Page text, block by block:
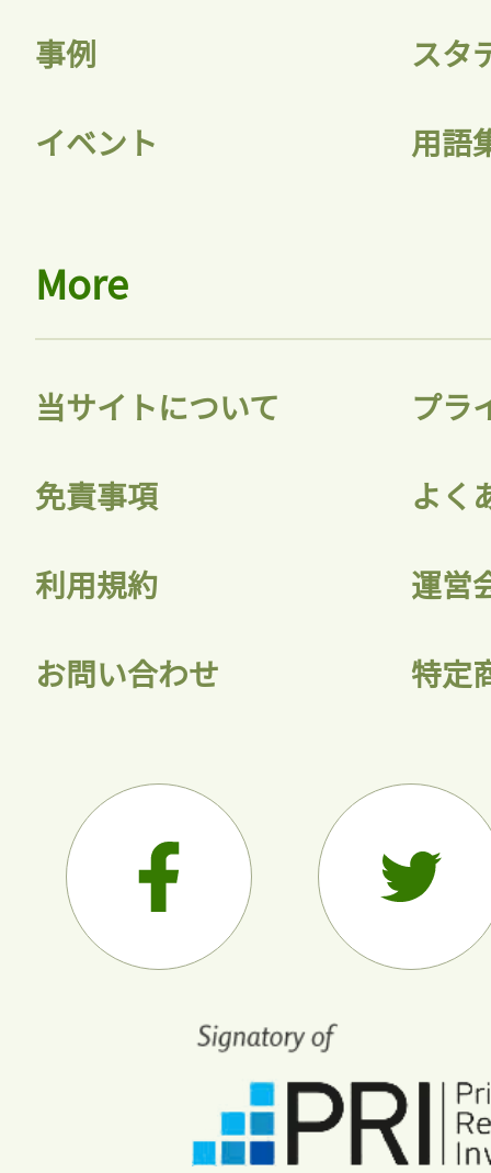
記事をお気に入りに
会員登録
事例 スタ
イベント 用語
More
当サイトについて プラ
免責事項 よく
利用規約 運営
お問い合わせ 特定